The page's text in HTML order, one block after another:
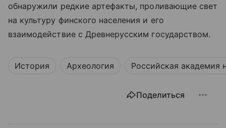
обнаружили редкие артефакты, проливающие свет
на культуру финского населения и его
взаимодействие с Древнерусским государством.
История Археология Российская академия
Поделиться